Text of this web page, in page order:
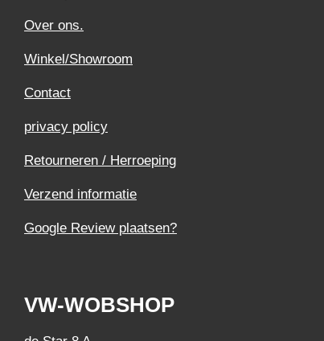
Over ons.
Winkel/Showroom
Contact
privacy policy
Retourneren / Herroeping
Verzend informatie
Google Review plaatsen?
VW-WOBSHOP